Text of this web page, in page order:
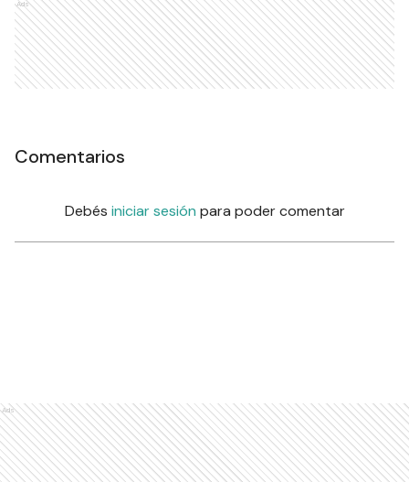
Ads
Comentarios
Debés iniciar sesión para poder comentar
Ads